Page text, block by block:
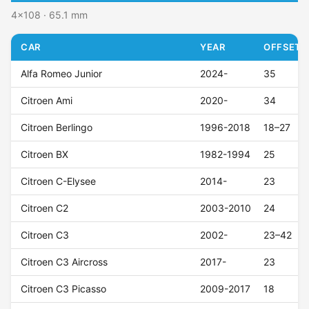
4x108 · 65.1 mm
CAR YEAR OFFSET
Alfa Romeo Junior 2024- 35
Citroen Ami 2020- 34
Citroen Berlingo 1996-2018 18–27
Citroen BX 1982-1994 25
Citroen C-Elysee 2014- 23
Citroen C2 2003-2010 24
Citroen C3 2002- 23–42
Citroen C3 Aircross 2017- 23
Citroen C3 Picasso 2009-2017 18